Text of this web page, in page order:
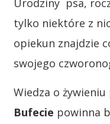
Urodziny psa,
tylko niektóre z
opiekun znajdzie
swojego
Wiedza o
Bufecie powinna